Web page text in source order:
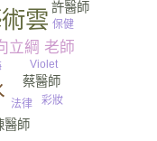
雲
立綱 老師
蔡醫師
醫師
許醫師
保健
法律 彩妝
Violet